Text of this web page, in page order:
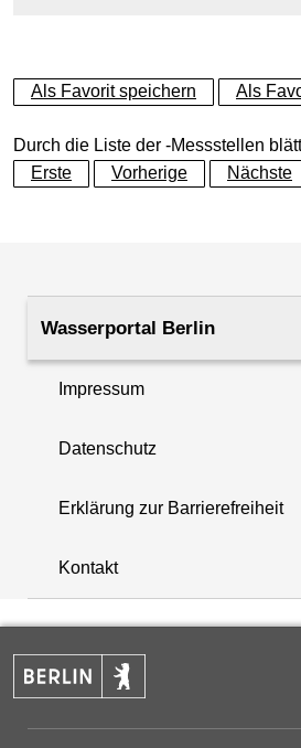
+
−
+
−
Als Favorit speichern Als
Durch die Liste der -Messstellen
Erste
Vorherige Nächste
Wasserportal Berlin
Impressum
Datenschutz
Erklärung zur Barrierefreiheit
Kontakt